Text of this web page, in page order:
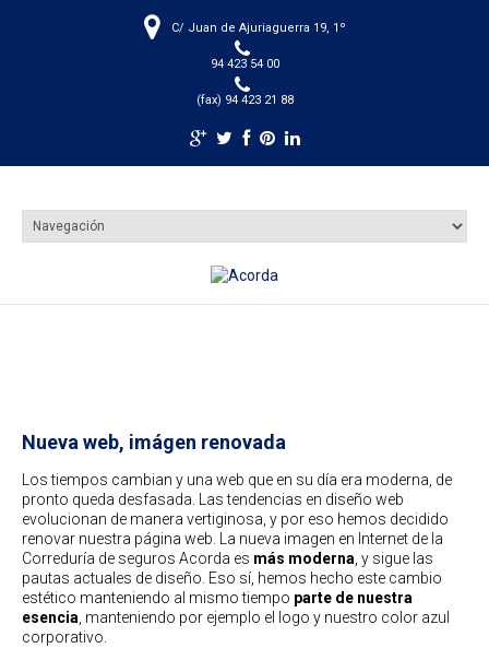
C/ Juan de Ajuriaguerra 19, 1º
94 423 54 00
(fax) 94 423 21 88
Nueva web, imágen renovada
Los tiempos cambian y una web que en su día era moderna, de
pronto queda desfasada. Las tendencias en diseño web
evolucionan de manera vertiginosa, y por eso hemos decidido
renovar nuestra página web. La nueva imagen en Internet de la
Correduría de seguros Acorda es más moderna, y sigue las
pautas actuales de diseño. Eso sí, hemos hecho este cambio
estético manteniendo al mismo tiempo parte de nuestra
esencia, manteniendo por ejemplo el logo y nuestro color azul
corporativo.